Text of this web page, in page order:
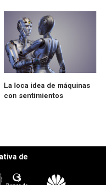
La loca idea de máquinas
con sentimientos
de